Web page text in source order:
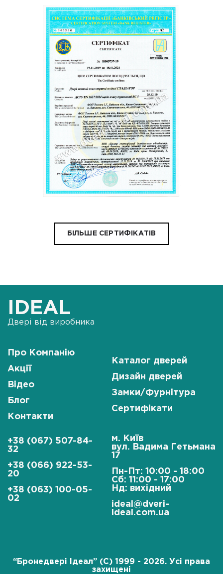
БІЛЬШЕ СЕРТИФІКАТІВ
IDEAL
Двері від виробника
Про Компанію
Акції
Відео
Блог
Контакти
Каталог дверей
Дизайн дверей
Замки/Фурнітура
Сертифікати
+38 (067) 507-84-
32
+38 (066) 922-53-
20
+38 (063) 100-05-
02
м. Київ
вул. Вадима Гетьмана
17
Пн-Пт: 10:00 - 18:00
Сб: 11:00 - 17:00
Нд: вихідний
ideal@dveri-
ideal.com.ua
“Бронедвері Ідеал” (C) 1999 - 2026. Усі права
захищені